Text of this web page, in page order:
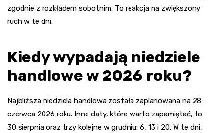
zgodnie z rozkładem sobotnim. To reakcja na zwiększony
ruch w te dni.
Kiedy wypadają niedziele
handlowe w 2026 roku?
Najbliższa niedziela handlowa została zaplanowana na 28
czerwca 2026 roku. Inne daty, które warto zapamiętać, to
30 sierpnia oraz trzy kolejne w grudniu: 6, 13 i 20. W te dni,